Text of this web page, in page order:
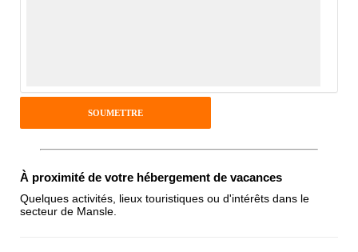
Antispam - Combien font 7x4 (en
chiffres) :
À proximité de votre hébergement de vacances
Quelques activités, lieux touristiques ou d'intérêts dans le
secteur de Mansle.